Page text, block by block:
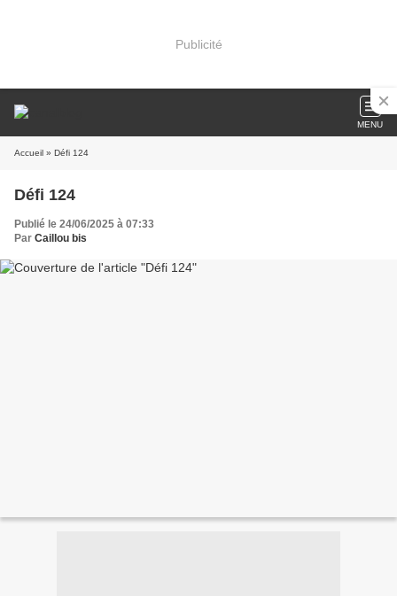
Publicité
MENU
Accueil » Défi 124
Défi 124
Publié le 24/06/2025 à 07:33
Par Caillou bis